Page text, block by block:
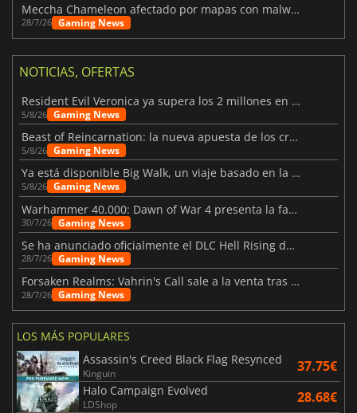
Meccha Chameleon afectado por mapas con malware y Discord
28/7/26 Gaming News
NOTICIAS, OFERTAS
Resident Evil Veronica ya supera los 2 millones en listas de deseados
5/8/26 Gaming News
Beast of Reincarnation: la nueva apuesta de los creadores de Pokémon
5/8/26 Gaming News
Ya está disponible Big Walk, un viaje basado en la amistad
5/8/26 Gaming News
Warhammer 40.000: Dawn of War 4 presenta la facción de los Necrones
30/7/26 Gaming News
Se ha anunciado oficialmente el DLC Hell Rising de Nioh 3
28/7/26 Gaming News
Forsaken Realms: Vahrin's Call sale a la venta tras una década
28/7/26 Gaming News
LOS MÁS POPULARES
Assassin's Creed Black Flag Resynced
Kinguin 37.75€
Halo Campaign Evolved
LDShop 28.68€